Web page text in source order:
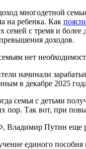
многодетной
на ребенка. Как
семей с тремя и
доходов.
нет
начинали
в декабре 2025
семья с детьми
пор. Так вот, при
Путин еще
единого